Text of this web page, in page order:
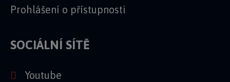
Prohlášení o přístupnosti
SOCIÁLNÍ SÍTĚ
Youtube